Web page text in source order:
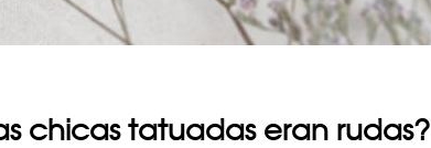
chicas tatuadas eran rudas?